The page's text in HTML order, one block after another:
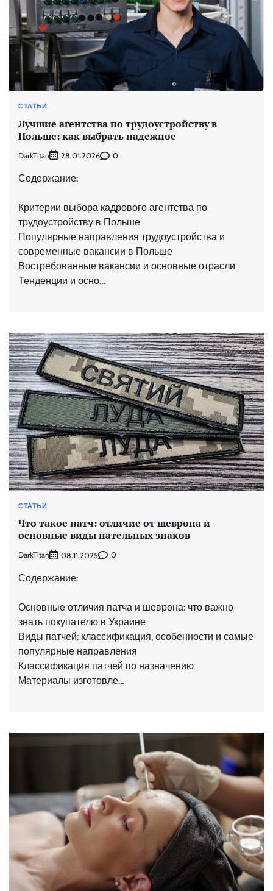
СТАТЬИ
Лучшие агентства по трудоустройству в
Польше: как выбрать надежное
DarkTitan 28.01.2026 0
Содержание:
Критерии выбора кадрового агентства по
трудоустройству в Польше
Популярные направления трудоустройства и
современные вакансии в Польше
Востребованные вакансии и основные отрасли
Тенденции и осно…
СТАТЬИ
Что такое патч: отличие от шеврона и
основные виды нательных знаков
DarkTitan 08.11.2025 0
Содержание:
Основные отличия патча и шеврона: что важно
знать покупателю в Украине
Виды патчей: классификация, особенности и самые
популярные направления
Классификация патчей по назначению
Материалы изготовле…